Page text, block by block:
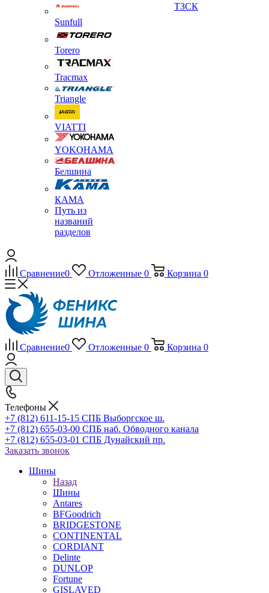
Sunfull
Torero
Tracmax
Triangle
VIATTI
YOKOHAMA
Белшина
КАМА
Путь из
названий
разделов
ТЗСК
Сравнение0 Отложенные 0 Корзина 0
Сравнение0 Отложенные 0 Корзина 0
Телефоны
+7 (812) 611-15-15 СПБ Выборгское ш.
+7 (812) 655-03-00 СПБ наб. Обводного канала
+7 (812) 655-03-01 СПБ Дунайский пр.
Заказать звонок
Шины
Назад
Шины
Antares
BFGoodrich
BRIDGESTONE
CONTINENTAL
CORDIANT
Delinte
DUNLOP
Fortune
GISLAVED